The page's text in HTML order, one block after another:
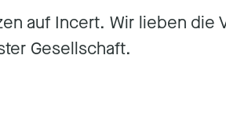
auf Incert. Wir lieben die
Gesellschaft.